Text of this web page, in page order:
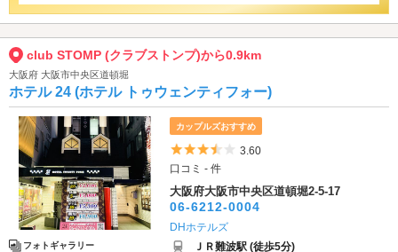
club STOMP (クラブストンプ)から0.9km
大阪府 大阪市中央区道頓堀
ホテル 24 (ホテル トゥウェンティフォー)
フォトギャラリー
カップルズおすすめ
5つ星のうち3.5
3.60
口コミ - 件
大阪府大阪市中央区道頓堀2-5-17
06-6212-0004
DHホテルズ
ＪＲ難波駅 (徒歩5分)